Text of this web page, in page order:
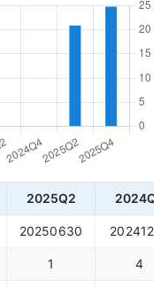
2025Q2 2024Q4
20250630 20241231
1 4